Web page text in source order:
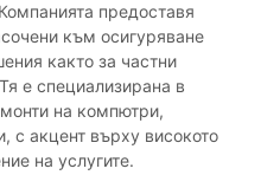
предоставя
към осигуряване
както за частни
е специализирана в
на компютри,
с акцент върху високото
на услугите.